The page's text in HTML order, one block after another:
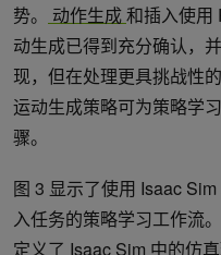
势。
动作生成和插入使用
动生成已得到充分确认，
现，但在处理更具挑战性
运动生成策略可为策略学
骤。
图 3 显示了使用 Isaac
入任务的策略学习工作流
定义了 Isaac Sim 中的仿